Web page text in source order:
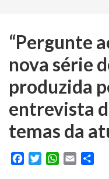
“Pergunte
nova série
produzida
entrevista
temas da
FacebookTwitterWhatsApp
Email